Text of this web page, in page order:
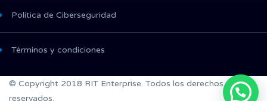
Política de Ciberseguridad
Términos y condiciones
© Copyright 2018 RIT Enterprise. Todos los derechos
reservados.